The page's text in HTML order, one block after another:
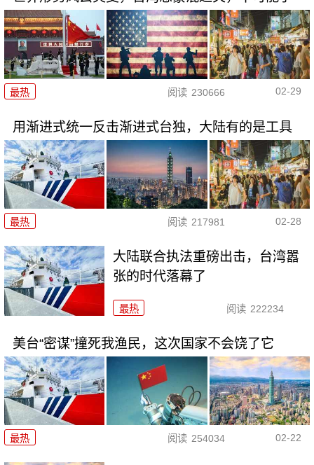
最热 阅读 230666 02-29
用渐进式统一反击渐进式台独，大陆有的是工具
最热 阅读 217981 02-28
大陆联合执法重磅出击，台湾嚣
张的时代落幕了
最热 阅读 222234
美台“密谋”撞死我渔民，这次国家不会饶了它
最热 阅读 254034 02-22